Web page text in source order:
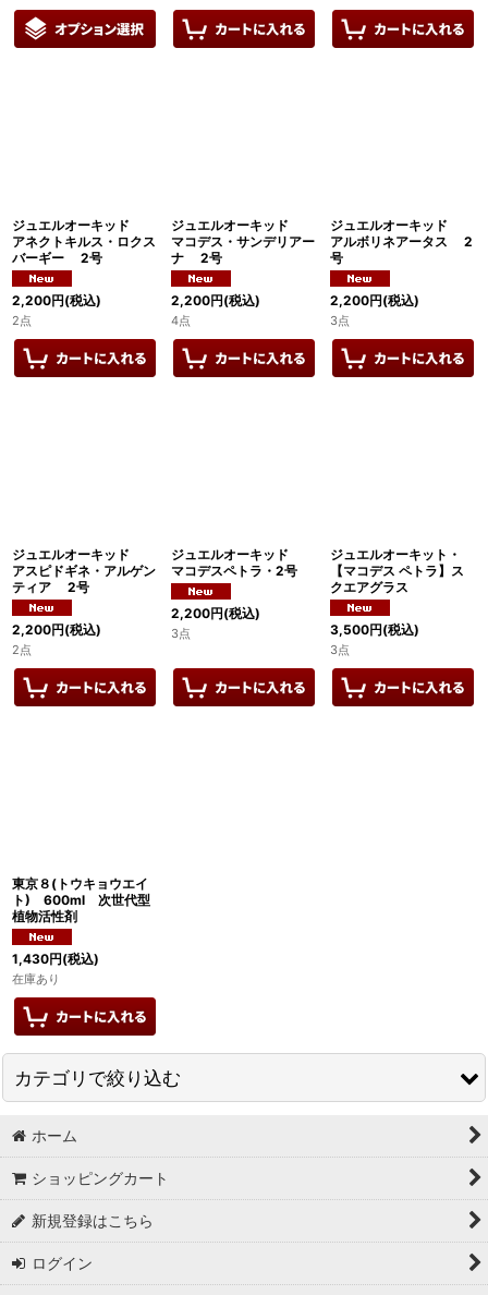
ジュエルオーキッド
アネクトキルス・ロクス
バーギー 2号
2,200円(税込)
2点
ジュエルオーキッド
マコデス・サンデリアー
ナ 2号
2,200円(税込)
4点
ジュエルオーキッド
アルボリネアータス 2
号
2,200円(税込)
3点
ジュエルオーキッド
アスピドギネ・アルゲン
ティア 2号
2,200円(税込)
2点
ジュエルオーキッド
マコデスペトラ・2号
2,200円(税込)
3点
ジュエルオーキット・
【マコデス ペトラ】ス
クエアグラス
3,500円(税込)
3点
東京８(トウキョウエイ
ト) 600ml 次世代型
植物活性剤
1,430円(税込)
在庫あり
カテゴリで絞り込む
クリスマスローズ
特報コーナー
クリスマスローズの鉢植え
ホーム
ショッピングカート
新規登録はこちら
ログイン